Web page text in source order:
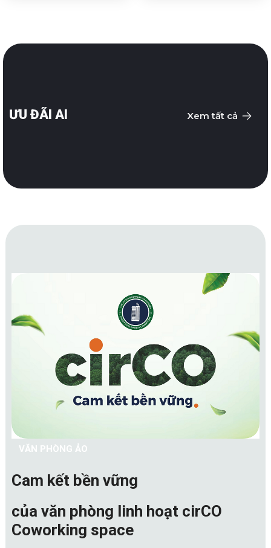
ƯU ĐÃI AI Xem tất cả
VĂN PHÒNG ẢO
Cam kết bền vững
của văn phòng linh hoạt cirCO
Coworking space